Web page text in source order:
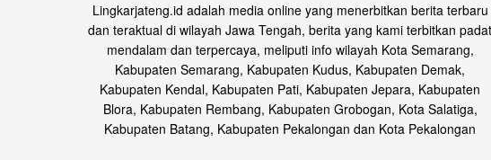
Lingkarjateng.id adalah media online yang menerbitkan berita terbaru
dan teraktual di wilayah Jawa Tengah, berita yang kami terbitkan padat
mendalam dan terpercaya, meliputi info wilayah Kota Semarang,
Kabupaten Semarang, Kabupaten Kudus, Kabupaten Demak,
Kabupaten Kendal, Kabupaten Pati, Kabupaten Jepara, Kabupaten
Blora, Kabupaten Rembang, Kabupaten Grobogan, Kota Salatiga,
Kabupaten Batang, Kabupaten Pekalongan dan Kota Pekalongan